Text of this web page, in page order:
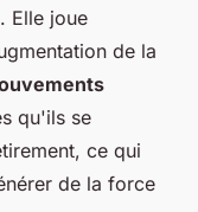
. Elle joue
de la
qu'ils se
ce qui
de la force